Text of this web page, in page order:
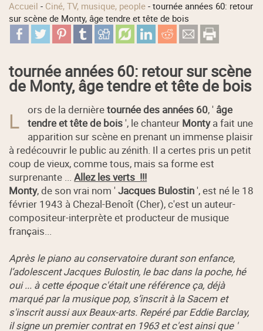
Accueil - Ciné, TV, musique, people -tournée années 60: retour
sur scène de Monty, âge tendre et tête de bois
tournée années 60: retour sur scène
de Monty, âge tendre et tête de bois
L ors de la dernièretournée des années 60, ' âge
tendre et tête de bois', le chanteur Montya fait une
apparition sur scène en prenant un immense plaisir
à redécouvrir le public au zénith. Il a certes pris un petit
coup de vieux, comme tous, mais sa forme est
surprenante ...Allez les verts !!!
Monty, de son vrai nom 'Jacques Bulostin', est né le 18
février 1943 à Chezal-Benoît (Cher), c'est un auteur-
compositeur-interprète et producteur de musique
français...
Après le piano au conservatoire durant son enfance,
l’adolescent Jacques Bulostin, le bac dans la poche, hé
oui ... à cette époque c'était une référence ça, déjà
marqué par la musique pop, s’inscrit à la Sacem et
s'inscrit aussi aux Beaux-arts. Repéré par Eddie Barclay,
il signe un premier contrat en 1963 et c'est ainsi que '